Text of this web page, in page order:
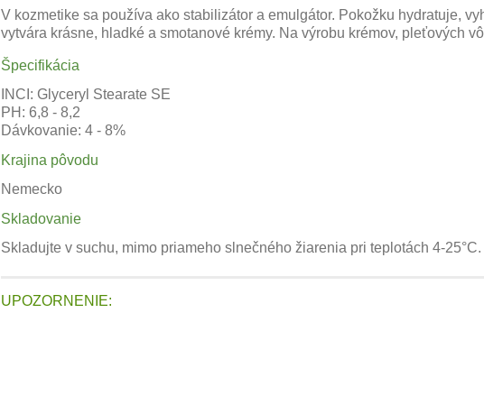
V kozmetike sa používa ako stabilizátor a emulgátor. Pokožku hydratuje,
vytvára krásne, hladké a smotanové krémy. Na výrobu krémov, pleťových
Špecifikácia
INCI: Glyceryl Stearate SE
PH: 6,8 - 8,2
Dávkovanie: 4 - 8%
Krajina pôvodu
Nemecko
Skladovanie
Skladujte v suchu, mimo priameho slnečného žiarenia pri teplotách 4-25°C.
UPOZORNENIE: